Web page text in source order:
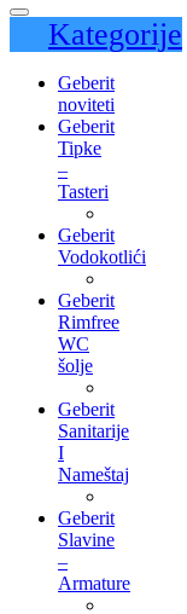
Kategorije
Geberit
noviteti
Geberit
Tipke
–
Tasteri
Geberit
Vodokotlići
Geberit
Rimfree
WC
šolje
Geberit
Sanitarije
I
Nameštaj
Geberit
Slavine
–
Armature